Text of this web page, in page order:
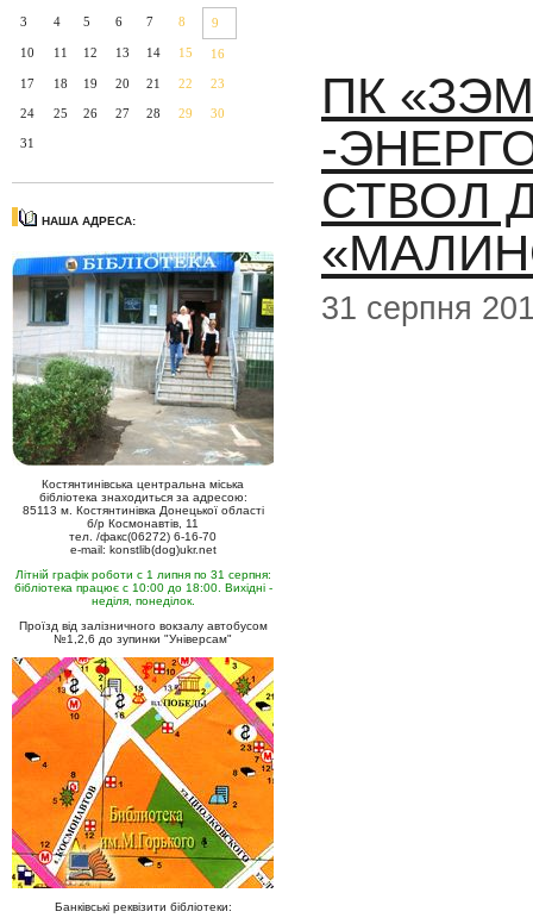
3 4 5 6 7 8 9
10 11 12 13 14 15 16
17 18 19 20 21 22 23
24 25 26 27 28 29 30
31
НАША АДРЕСА:
Костянтинівська центральна міська
бібліотека знаходиться за адресою:
85113 м. Костянтинівка Донецької області
б/р Космонавтів, 11
тел. /факс(06272) 6-16-70
e-mail: konstlib(dog)ukr.net
Літній графік роботи с 1 липня по 31 серпня:
бібліотека працює с 10:00 до 18:00. Вихідні -
неділя, понеділок.
Проїзд від залізничного вокзалу автобусом
№1,2,6 до зупинки "Універсам"
Банківські реквізити бібліотеки:
ПК
-
СТВОЛ
31 серпня